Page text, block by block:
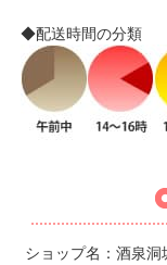
◆配送時間の分類
ショップ名：酒泉洞